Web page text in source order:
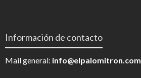
Información de contacto
Mail general: info@elpalomitron.com